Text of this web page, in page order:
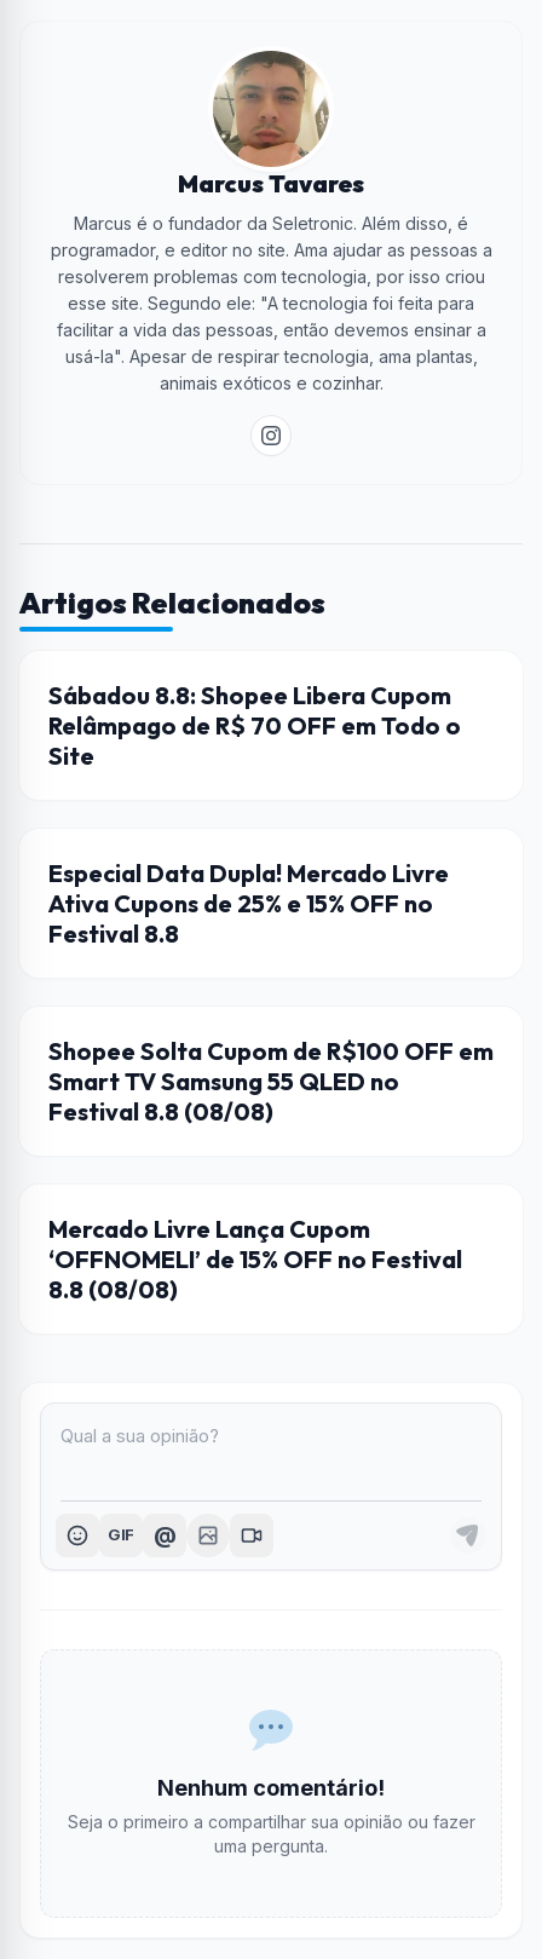
Marcus Tavares
Marcus é o fundador da Seletronic. Além disso, é
programador, e editor no site. Ama ajudar as pessoas a
resolverem problemas com tecnologia, por isso criou
esse site. Segundo ele: "A tecnologia foi feita para
facilitar a vida das pessoas, então devemos ensinar a
usá-la". Apesar de respirar tecnologia, ama plantas,
animais exóticos e cozinhar.
Artigos Relacionados
CUPONS DE DESCONTO
Sábadou 8.8: Shopee Libera Cupom
Relâmpago de R$ 70 OFF em Todo o
Site
CUPONS DE DESCONTO
Especial Data Dupla! Mercado Livre
Ativa Cupons de 25% e 15% OFF no
Festival 8.8
CUPONS DE DESCONTO
Shopee Solta Cupom de R$100 OFF em
Smart TV Samsung 55 QLED no
Festival 8.8 (08/08)
CUPONS DE DESCONTO
Mercado Livre Lança Cupom
‘OFFNOMELI’ de 15% OFF no Festival
8.8 (08/08)
GIF @
Nenhum comentário!
Seja o primeiro a compartilhar sua opinião ou fazer
uma pergunta.